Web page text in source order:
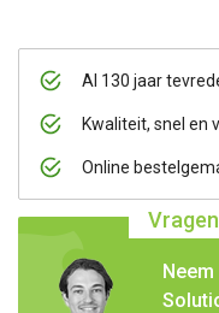
Al 130 jaar
Kwaliteit, snel en
Online